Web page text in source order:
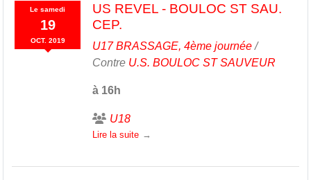
Lesamedi
19
OCT. 2019
US REVEL - BOULOC ST SAU.
CEP.
U17 BRASSAGE, 4ème journée/
Contre U.S. BOULOC ST SAUVEUR
à 16h
U18
Lire la suite